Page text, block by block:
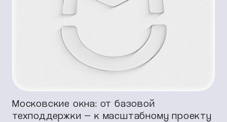
Московские окна: от базовой
техподдержки — к масштабному проекту
Корпоративный сайт